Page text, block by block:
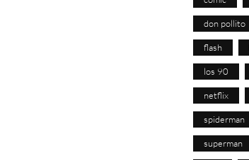
don pollito
flash
los 90
netflix
spiderman
superman